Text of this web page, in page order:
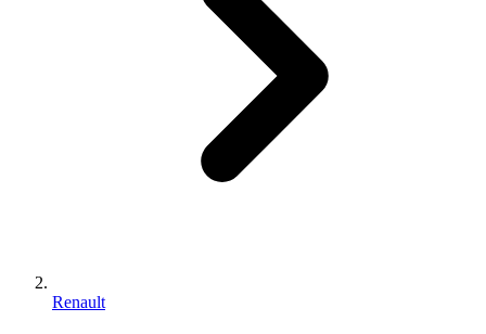
Renault